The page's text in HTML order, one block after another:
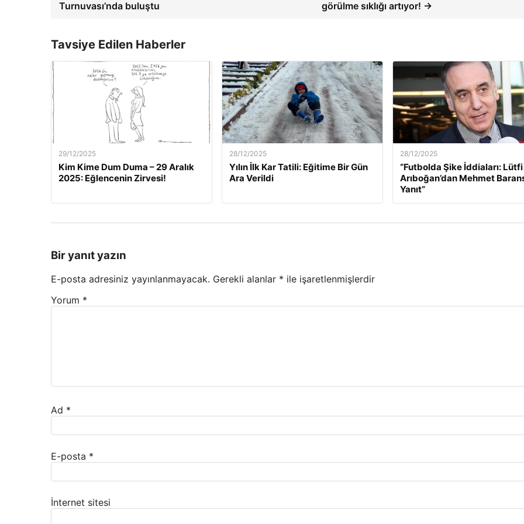
Turnuvası’nda buluştu
görülme sıklığı artıyor! →
Tavsiye Edilen Haberler
29/12/2025
Kim Kime Dum Duma – 29 Aralık
2025: Eğlencenin Zirvesi!
28/12/2025
Yılın İlk Kar Tatili: Eğitime Bir Gün
Ara Verildi
28/12/2025
“Futbolda Şike İddiaları: Lütfi
Arıboğan’dan Mehmet
Yanıt”
Bir yanıt yazın
E-posta adresiniz yayınlanmayacak. Gerekli alanlar * ile işaretlenmişlerdir
Yorum *
Ad *
E-posta *
İnternet sitesi